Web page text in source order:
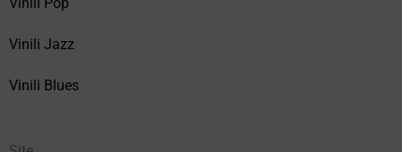
Vinili Jazz
Vinili Blues